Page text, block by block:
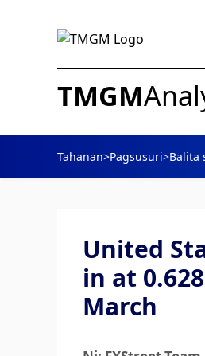
TMGM
Tahanan>Pagsusuri>Balita
United
in at
March